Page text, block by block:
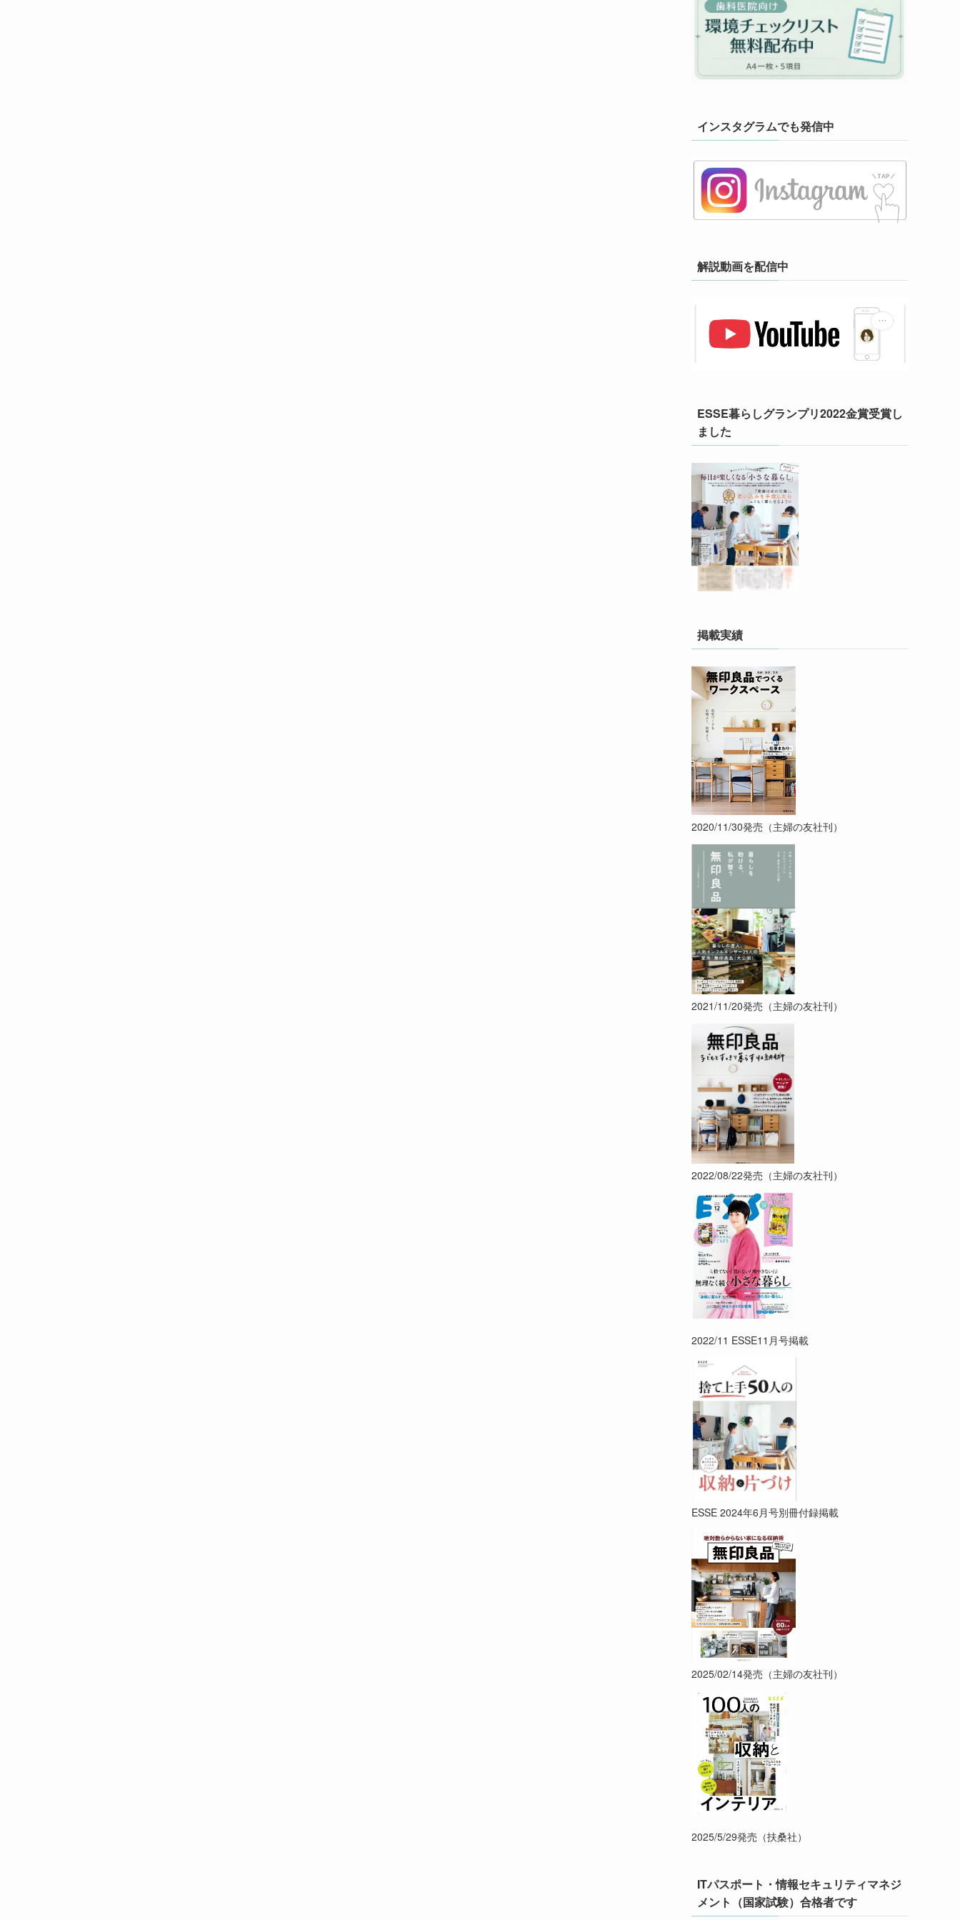
インスタグラムでも発信中
解説動画を配信中
ESSE暮らしグランプリ2022金賞受賞し
ました
掲載実績
2020/11/30発売（主婦の友社刊）
2021/11/20発売（主婦の友社刊）
2022/08/22発売（主婦の友社刊）
2022/11 ESSE11月号掲載
ESSE 2024年6月号別冊付録掲載
2025/02/14発売（主婦の友社刊）
2025/5/29発売（扶桑社）
ITパスポート・情報セキュリティマネジ
メント（国家試験）合格者です